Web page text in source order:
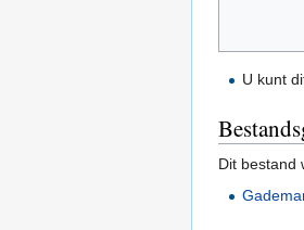
U kunt
Dit bestand